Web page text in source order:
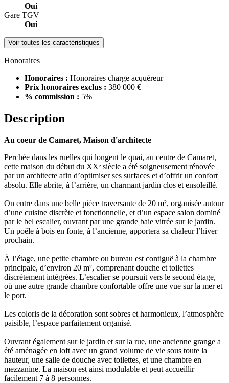
Oui
Gare TGV
Oui
Voir toutes les caractéristiques
Honoraires
Honoraires : Honoraires charge acquéreur
Prix honoraires exclus : 380 000 €
% commission : 5%
Description
Au coeur de Camaret, Maison d'architecte
Perchée dans les ruelles qui longent le quai, au centre de Camaret,
cette maison du début du XXᵉ siècle a été soigneusement rénovée
par un architecte afin d’optimiser ses surfaces et d’offrir un confort
absolu. Elle abrite, à l’arrière, un charmant jardin clos et ensoleillé.
On entre dans une belle pièce traversante de 20 m², organisée autour
d’une cuisine discrète et fonctionnelle, et d’un espace salon dominé
par le bel escalier, ouvrant par une grande baie vitrée sur le jardin.
Un poêle à bois en fonte, à l’ancienne, apportera sa chaleur l’hiver
prochain.
À l’étage, une petite chambre ou bureau est contiguë à la chambre
principale, d’environ 20 m², comprenant douche et toilettes
discrètement intégrées. L’escalier se poursuit vers le second étage,
où une autre grande chambre confortable offre une vue sur la mer et
le port.
Les coloris de la décoration sont sobres et harmonieux, l’atmosphère
paisible, l’espace parfaitement organisé.
Ouvrant également sur le jardin et sur la rue, une ancienne grange a
été aménagée en loft avec un grand volume de vie sous toute la
hauteur, une salle de douche avec toilettes, et une chambre en
mezzanine. La maison est ainsi modulable et peut accueillir
facilement 7 à 8 personnes.